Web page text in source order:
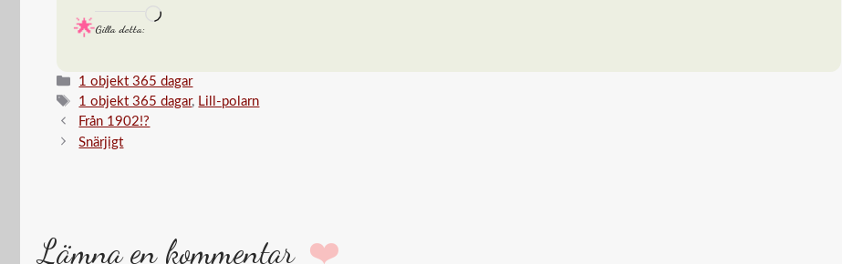
Gilla detta:
Laddar
…
Kategorier
1 objekt 365 dagar
Etiketter
1 objekt 365 dagar, Lill-polarn
Från 1902!?
Snärjigt
Lämna en kommentar